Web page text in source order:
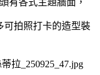
可拍照打卡的造型裝